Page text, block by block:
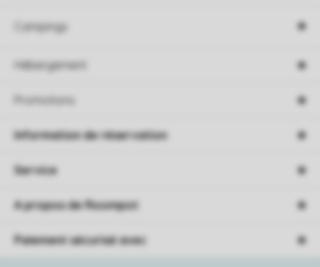
Campings
Hébergement
Promotions
Information de réservation
Service
A propos de Roompot
Paiement sécurisé avec